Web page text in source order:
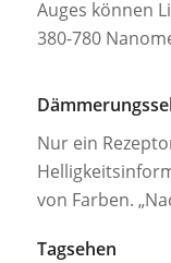
Auges können
380-780
Nur ein
von Farben.
Tagsehen